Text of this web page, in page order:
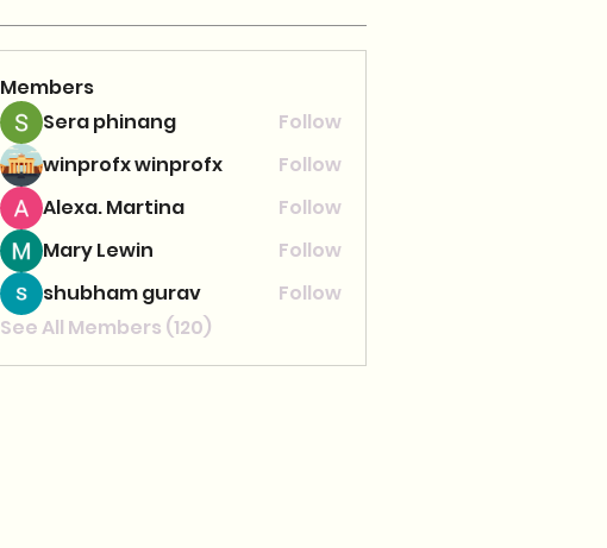
Members
Sera phinang
Follow
winprofx winprofx
Follow
Alexa. Martina
Follow
Mary Lewin
Follow
shubham gurav
Follow
See All Members (120)